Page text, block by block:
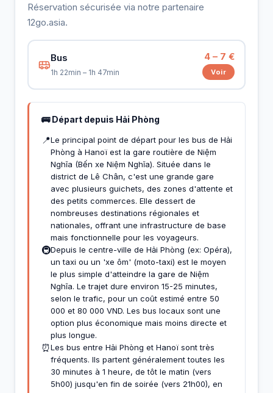
Réservation sécurisée via notre partenaire
12go.asia.
Bus
1h 22min – 1h 47min
4 – 7 €
Voir
🚌 Départ depuis Hải Phòng
📍Le principal point de départ pour les bus de Hải
Phòng à Hanoï est la gare routière de Niệm
Nghĩa (Bến xe Niệm Nghĩa). Située dans le
district de Lê Chân, c'est une grande gare
avec plusieurs guichets, des zones d'attente et
des petits commerces. Elle dessert de
nombreuses destinations régionales et
nationales, offrant une infrastructure de base
mais fonctionnelle pour les voyageurs.
🚇Depuis le centre-ville de Hải Phòng (ex: Opéra),
un taxi ou un 'xe ôm' (moto-taxi) est le moyen
le plus simple d'atteindre la gare de Niệm
Nghĩa. Le trajet dure environ 15-25 minutes,
selon le trafic, pour un coût estimé entre 50
000 et 80 000 VND. Les bus locaux sont une
option plus économique mais moins directe et
plus longue.
⏰Les bus entre Hải Phòng et Hanoï sont très
fréquents. Ils partent généralement toutes les
30 minutes à 1 heure, de tôt le matin (vers
5h00) jusqu'en fin de soirée (vers 21h00), en